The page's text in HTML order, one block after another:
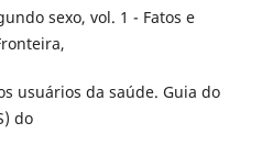
sexo, vol. 1 - Fatos e
usuários da saúde. Guia do
do